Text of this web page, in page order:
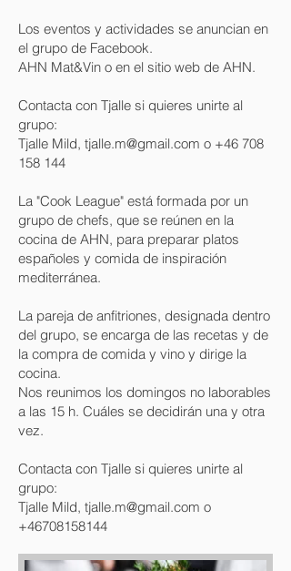
Los eventos y actividades se anuncian en
el grupo de Facebook.
AHN Mat&Vin o en el sitio web de AHN.
Contacta con Tjalle si quieres unirte al
grupo:
Tjalle Mild, tjalle.m@gmail.com o +46 708
158 144
La "Cook League" está formada por un
grupo de chefs, que se reúnen en la
cocina de AHN, para preparar platos
españoles y comida de inspiración
mediterránea.
La pareja de anfitriones, designada dentro
del grupo, se encarga de las recetas y de
la compra de comida y vino y dirige la
cocina.
Nos reunimos los domingos no laborables
a las 15 h. Cuáles se decidirán una y otra
vez.
Contacta con Tjalle si quieres unirte al
grupo:
Tjalle Mild, tjalle.m@gmail.com o
+46708158144